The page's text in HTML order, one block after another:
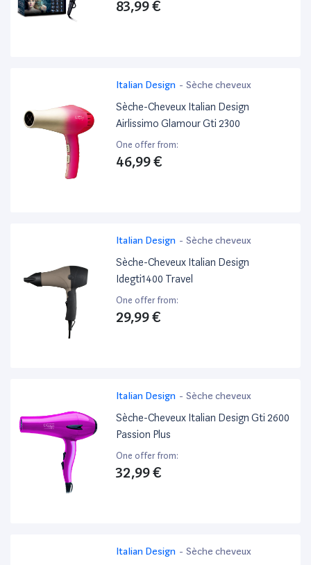
83,99 €
Italian Design - Sèche cheveux
Sèche-Cheveux Italian Design
Airlissimo Glamour Gti 2300
One offer from:
46,99 €
Italian Design - Sèche cheveux
Sèche-Cheveux Italian Design
Idegti1400 Travel
One offer from:
29,99 €
Italian Design - Sèche cheveux
Sèche-Cheveux Italian Design Gti 2600
Passion Plus
One offer from:
32,99 €
Italian Design - Sèche cheveux